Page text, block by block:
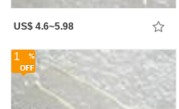
US$ 4.6~5.98
1